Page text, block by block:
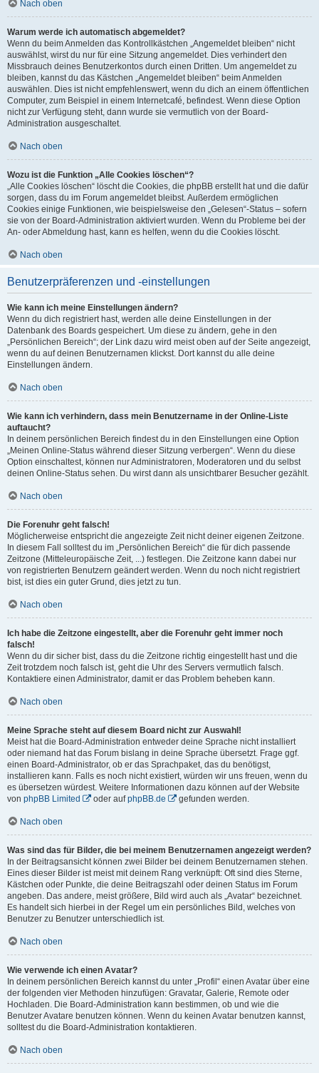
Nach oben
Warum werde ich automatisch abgemeldet?
Wenn du beim Anmelden das Kontrollkästchen „Angemeldet bleiben“ nicht
auswählst, wirst du nur für eine Sitzung angemeldet. Dies verhindert den
Missbrauch deines Benutzerkontos durch einen Dritten. Um angemeldet zu
bleiben, kannst du das Kästchen „Angemeldet bleiben“ beim Anmelden
auswählen. Dies ist nicht empfehlenswert, wenn du dich an einem öffentlichen
Computer, zum Beispiel in einem Internetcafé, befindest. Wenn diese Option
nicht zur Verfügung steht, dann wurde sie vermutlich von der Board-
Administration ausgeschaltet.
Nach oben
Wozu ist die Funktion „Alle Cookies löschen“?
„Alle Cookies löschen“ löscht die Cookies, die phpBB erstellt hat und die dafür
sorgen, dass du im Forum angemeldet bleibst. Außerdem ermöglichen
Cookies einige Funktionen, wie beispielsweise den „Gelesen“-Status – sofern
sie von der Board-Administration aktiviert wurden. Wenn du Probleme bei der
An- oder Abmeldung hast, kann es helfen, wenn du die Cookies löscht.
Nach oben
Benutzerpräferenzen und -einstellungen
Wie kann ich meine Einstellungen ändern?
Wenn du dich registriert hast, werden alle deine Einstellungen in der
Datenbank des Boards gespeichert. Um diese zu ändern, gehe in den
„Persönlichen Bereich“; der Link dazu wird meist oben auf der Seite angezeigt,
wenn du auf deinen Benutzernamen klickst. Dort kannst du alle deine
Einstellungen ändern.
Nach oben
Wie kann ich verhindern, dass mein Benutzername in der Online-Liste
auftaucht?
In deinem persönlichen Bereich findest du in den Einstellungen eine Option
„Meinen Online-Status während dieser Sitzung verbergen“. Wenn du diese
Option einschaltest, können nur Administratoren, Moderatoren und du selbst
deinen Online-Status sehen. Du wirst dann als unsichtbarer Besucher gezählt.
Nach oben
Die Forenuhr geht falsch!
Möglicherweise entspricht die angezeigte Zeit nicht deiner eigenen Zeitzone.
In diesem Fall solltest du im „Persönlichen Bereich“ die für dich passende
Zeitzone (Mitteleuropäische Zeit, ...) festlegen. Die Zeitzone kann dabei nur
von registrierten Benutzern geändert werden. Wenn du noch nicht registriert
bist, ist dies ein guter Grund, dies jetzt zu tun.
Nach oben
Ich habe die Zeitzone eingestellt, aber die Forenuhr geht immer noch
falsch!
Wenn du dir sicher bist, dass du die Zeitzone richtig eingestellt hast und die
Zeit trotzdem noch falsch ist, geht die Uhr des Servers vermutlich falsch.
Kontaktiere einen Administrator, damit er das Problem beheben kann.
Nach oben
Meine Sprache steht auf diesem Board nicht zur Auswahl!
Meist hat die Board-Administration entweder deine Sprache nicht installiert
oder niemand hat das Forum bislang in deine Sprache übersetzt. Frage ggf.
einen Board-Administrator, ob er das Sprachpaket, das du benötigst,
installieren kann. Falls es noch nicht existiert, würden wir uns freuen, wenn du
es übersetzen würdest. Weitere Informationen dazu können auf der Website
von phpBB Limited oder aufphpBB.de gefunden werden.
Nach oben
Was sind das für Bilder, die bei meinem Benutzernamen angezeigt werden?
In der Beitragsansicht können zwei Bilder bei deinem Benutzernamen stehen.
Eines dieser Bilder ist meist mit deinem Rang verknüpft: Oft sind dies Sterne,
Kästchen oder Punkte, die deine Beitragszahl oder deinen Status im Forum
angeben. Das andere, meist größere, Bild wird auch als „Avatar“ bezeichnet.
Es handelt sich hierbei in der Regel um ein persönliches Bild, welches von
Benutzer zu Benutzer unterschiedlich ist.
Nach oben
Wie verwende ich einen Avatar?
In deinem persönlichen Bereich kannst du unter „Profil“ einen Avatar über eine
der folgenden vier Methoden hinzufügen: Gravatar, Galerie, Remote oder
Hochladen. Die Board-Administration kann bestimmen, ob und wie die
Benutzer Avatare benutzen können. Wenn du keinen Avatar benutzen kannst,
solltest du die Board-Administration kontaktieren.
Nach oben